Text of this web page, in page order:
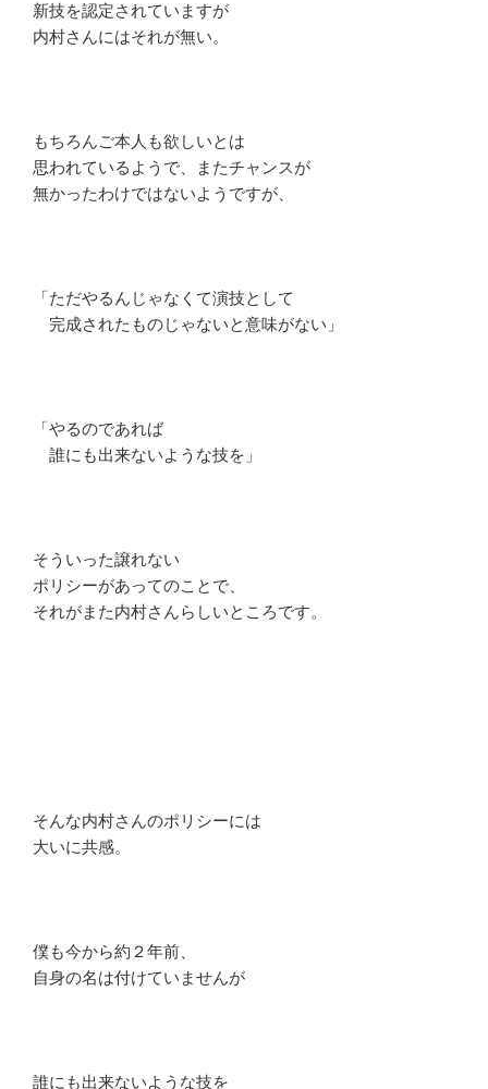
新技を認定されていますが
内村さんにはそれが無い。
もちろんご本人も欲しいとは
思われているようで、またチャンスが
無かったわけではないようですが、
「ただやるんじゃなくて演技として
完成されたものじゃないと意味がない」
「やるのであれば
誰にも出来ないような技を」
そういった譲れない
ポリシーがあってのことで、
それがまた内村さんらしいところです。
そんな内村さんのポリシーには
大いに共感。
僕も今から約２年前、
自身の名は付けていませんが
誰にも出来ないような技を